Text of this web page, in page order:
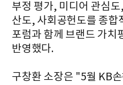
부정 평가, 미디어 관심
산도, 사회공헌도를 종합
포럼과 함께 브랜드 가치
반영했다.
구창환 소장은 "5월 KB